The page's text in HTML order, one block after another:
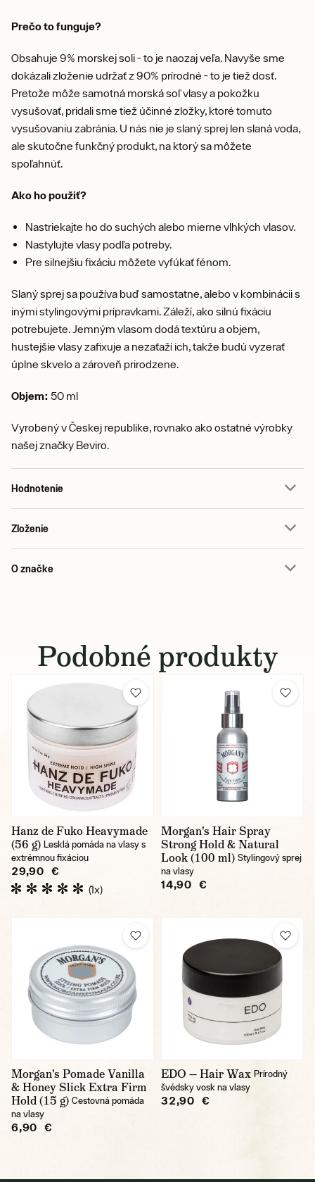
Prečo to funguje?
Obsahuje 9% morskej soli - to je naozaj veľa. Navyše sme
dokázali zloženie udržať z 90% prírodné - to je tiež dosť.
Pretože môže samotná morská soľ vlasy a pokožku
vysušovať, pridali sme tiež účinné zložky, ktoré tomuto
vysušovaniu zabránia. U nás nie je slaný sprej len slaná voda,
ale skutočne funkčný produkt, na ktorý sa môžete
spoľahnúť.
Ako ho použiť?
Nastriekajte ho do suchých alebo mierne vlhkých vlasov.
Nastylujte vlasy podľa potreby.
Pre silnejšiu fixáciu môžete vyfúkať fénom.
Slaný sprej sa používa buď samostatne, alebo v kombinácii s
inými stylingovými prípravkami. Záleží, ako silnú fixáciu
potrebujete. Jemným vlasom dodá textúru a objem,
hustejšie vlasy zafixuje a nezaťaží ich, takže budú vyzerať
úplne skvelo a zároveň prirodzene.
Objem: 50 ml
Vyrobený v Českej republike, rovnako ako ostatné výrobky
našej značky Beviro.
Hodnotenie
Zloženie
O značke
Podobné produkty
Hanz de Fuko Heavymade
(56 g) Lesklá pomáda na vlasy s
extrémnou fixáciou
29,90 €
(1x)
Morgan's Hair Spray
Strong Hold & Natural
Look (100 ml) Stylingový sprej
na vlasy
14,90 €
Morgan's Pomade Vanilla
& Honey Slick Extra Firm
Hold (15 g) Cestovná pomáda
na vlasy
6,90 €
EDO — Hair Wax Prírodný
švédsky vosk na vlasy
32,90 €